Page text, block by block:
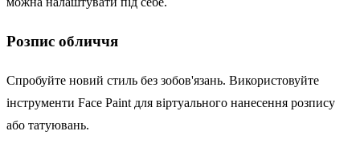
Розпис обличчя
Спробуйте новий стиль без зобов'язань. Використовуйте
інструменти Face Paint для віртуального нанесення розпису
або татуювань.